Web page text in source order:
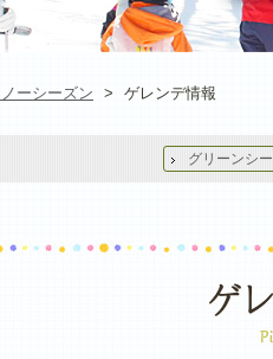
ーシーズン > ゲレンデ情報
グリーンシ